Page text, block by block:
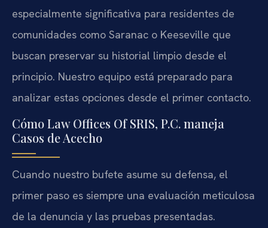
especialmente significativa para residentes de
comunidades como Saranac o Keeseville que
buscan preservar su historial limpio desde el
principio. Nuestro equipo está preparado para
analizar estas opciones desde el primer contacto.
Cómo Law Offices Of SRIS, P.C. maneja
Casos de Acecho
Cuando nuestro bufete asume su defensa, el
primer paso es siempre una evaluación meticulosa
de la denuncia y las pruebas presentadas.